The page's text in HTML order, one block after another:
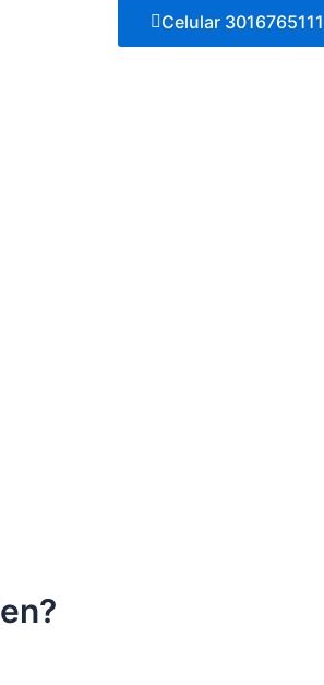
Celular 3016765111